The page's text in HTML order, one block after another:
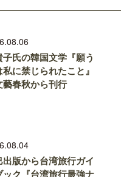
子氏の韓国文学『願う
に禁じられたこと』
藝春秋から刊行
出版から台湾旅行ガイ
ック『台湾旅行最強ナ